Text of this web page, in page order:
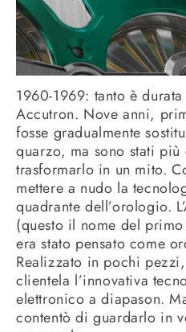
1960-1969: tanto è
Accutron. Nove anni,
fosse gradualmente
quarzo, ma sono stati
trasformarlo in un mito.
mettere a nudo la
quadrante dell’orologio.
(questo il nome del
era stato pensato come
Realizzato in pochi
clientela l’innovativa
elettronico a diapason.
contentò di guardarlo in